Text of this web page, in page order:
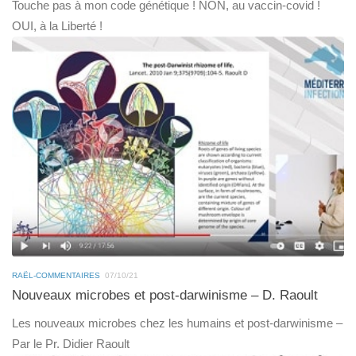
Touche pas à mon code génétique ! NON, au vaccin-covid !
OUI, à la Liberté !
RAËL-COMMENTAIRES 07/10/21
Nouveaux microbes et post-darwinisme – D. Raoult
Les nouveaux microbes chez les humains et post-darwinisme –
Par le Pr. Didier Raoult